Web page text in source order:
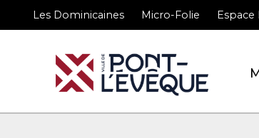
Les Dominicaines Micro-Folie